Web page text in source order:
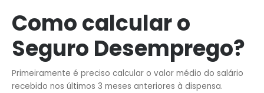
Como calcular o
Seguro Desemprego?
Primeiramente é preciso calcular o valor médio do salário
recebido nos últimos 3 meses anteriores à dispensa.